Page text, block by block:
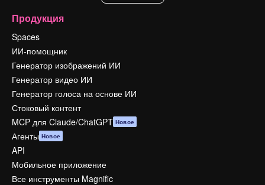
Продукция
Spaces
ИИ-помощник
Генератор изображений ИИ
Генератор видео ИИ
Генератор голоса на основе ИИ
Стоковый контент
MCP для Claude/ChatGPT Новое
Агенты Новое
API
Мобильное приложение
Все инструменты Magnific